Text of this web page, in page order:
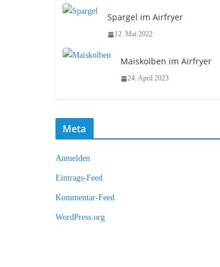
Spargel im Airfryer
12. Mai 2022
Maiskolben im Airfryer
24. April 2023
Meta
Anmelden
Eintrags-Feed
Kommentar-Feed
WordPress.org